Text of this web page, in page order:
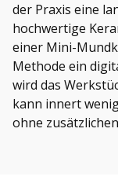
der Praxis eine
hochwertige
einer Mini-
Methode ein
wird das
kann innert
ohne